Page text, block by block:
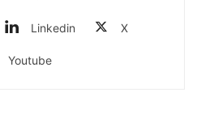
Linkedin X
Youtube